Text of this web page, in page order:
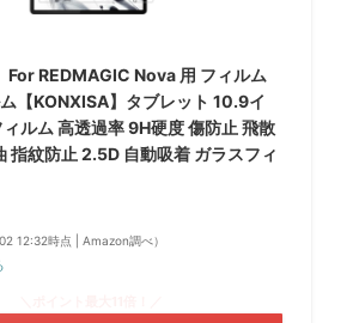
For REDMAGIC Nova 用 フィルム
【KONXISA】タブレット 10.9イ
ルム 高透過率 9H硬度 傷防止 飛散
指紋防止 2.5D 自動吸着 ガラスフィ
12:32時点 | Amazon調べ）